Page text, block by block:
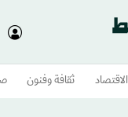
الاقتصاد ثقافة وفنون